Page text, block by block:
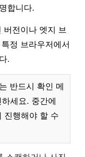
합니다.
버전이나 엣지 브
정 브라우저에서
.
반드시 확인 메
세요. 중간에
진행해야 할 수